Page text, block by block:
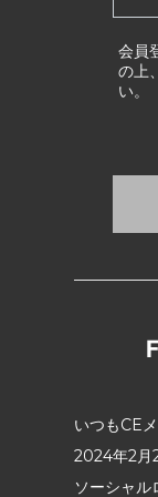
会員
の上
い。
いつもCE
2024年2月
ソーシャ